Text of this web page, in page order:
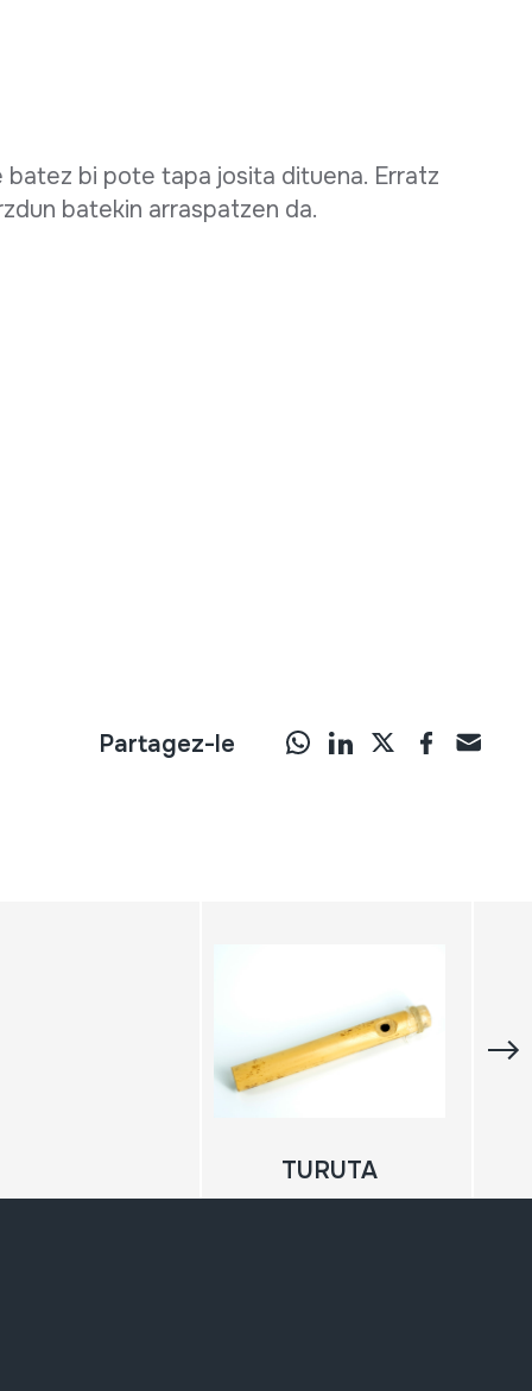
batez bi pote tapa josita dituena. Erratz
batekin arraspatzen da.
Partagez-le
TURUTA